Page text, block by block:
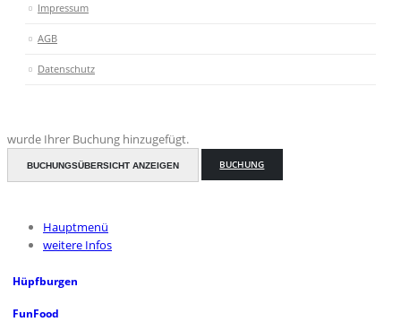
Impressum
AGB
Datenschutz
wurde Ihrer Buchung hinzugefügt.
BUCHUNGSÜBERSICHT ANZEIGEN BUCHUNG
Hauptmenü
weitere Infos
Hüpfburgen
FunFood